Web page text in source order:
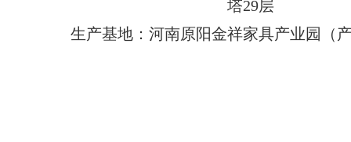
塔29层
生产基地：河南原阳金祥家具产业园（